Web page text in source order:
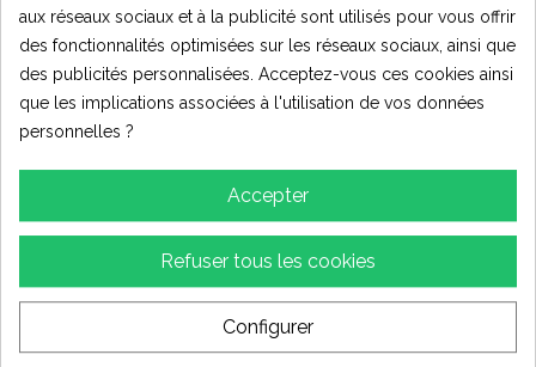
1
★★★★☆ Bon
0
★★★☆☆ Moyen
0
0
Écrire votre avis
aux réseaux sociaux et à la publicité sont utilisés pour vous offrir
des fonctionnalités optimisées sur les réseaux sociaux, ainsi que
des publicités personnalisées. Acceptez-vous ces cookies ainsi
que les implications associées à l'utilisation de vos données
personnelles ?
Accepter
Refuser tous les cookies
Configurer